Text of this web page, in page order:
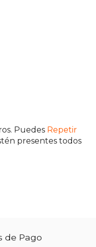
Puedes Repetir
presentes todos
de Pago